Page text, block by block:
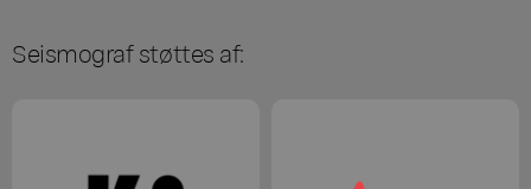
Seismograf støttes af: